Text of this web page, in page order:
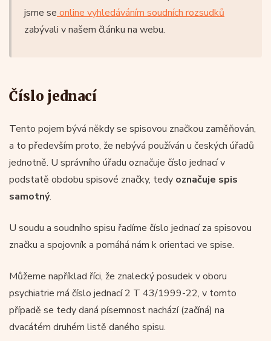
jsme se online vyhledáváním soudních rozsudků
zabývali v našem článku na webu.
Číslo jednací
Tento pojem bývá někdy se spisovou značkou zaměňován,
a to především proto, že nebývá používán u českých úřadů
jednotně. U správního úřadu označuje číslo jednací v
podstatě obdobu spisové značky, tedy označuje spis
samotný.
U soudu a soudního spisu řadíme číslo jednací za spisovou
značku a spojovník a pomáhá nám k orientaci ve spise.
Můžeme například říci, že znalecký posudek v oboru
psychiatrie má číslo jednací 2 T 43/1999-22, v tomto
případě se tedy daná písemnost nachází (začíná) na
dvacátém druhém listě daného spisu.